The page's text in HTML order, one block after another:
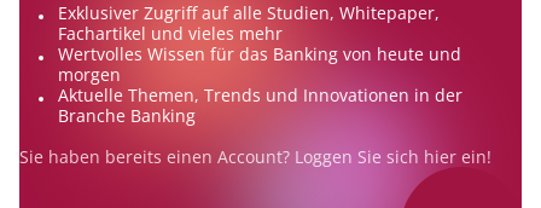
Exklusiver Zugriff auf alle Studien, Whitepaper,
Fachartikel und vieles mehr
Wertvolles Wissen für das Banking von heute und
morgen
Aktuelle Themen, Trends und Innovationen in der
Branche Banking
Sie haben bereits einen Account? Loggen Sie sich hier ein!